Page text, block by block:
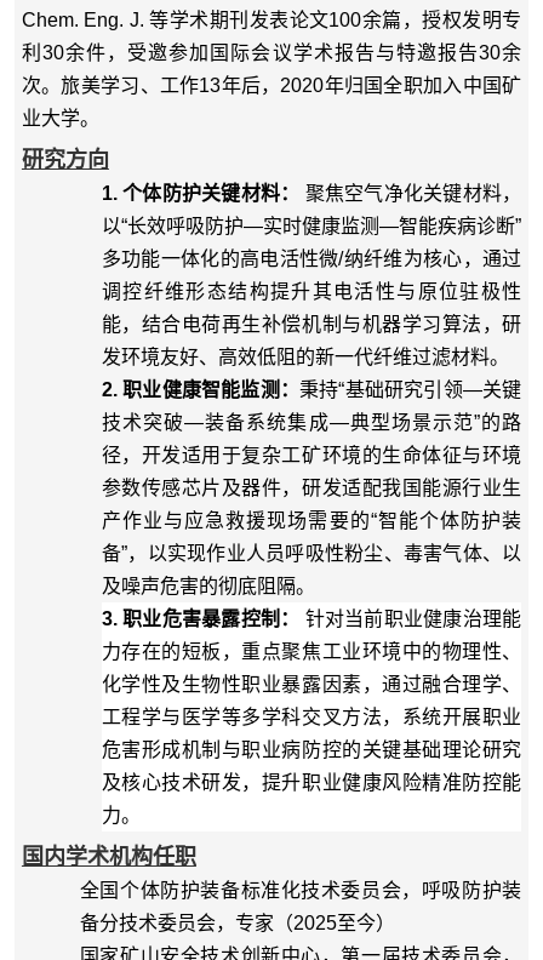
Chem. Eng. J. 等学术期刊发表论文100余篇，授权发明专
利30余件，受邀参加国际会议学术报告与特邀报告30余
次。旅美学习、工作13年后，2020年归国全职加入中国矿
业大学。
研究方向
1.个体防护关键材料：
聚焦空气净化关键材料，
以“长效呼吸防护—实时健康监测—智能疾病诊断”
多功能一体化的高电活性微/纳纤维为核心，通过
调控纤维形态结构提升其电活性与原位驻极性
能，结合电荷再生补偿机制与机器学习算法，研
发环境友好、高效低阻的新一代纤维过滤材料。
2.职业健康智能监测： 秉持“基础研究引领—关键
技术突破—装备系统集成—典型场景示范”的路
径，开发适用于复杂工矿环境的生命体征与环境
参数传感芯片及器件，研发适配我国能源行业生
产作业与应急救援现场需要的“智能个体防护装
备”，以实现作业人员呼吸性粉尘、毒害气体、以
及噪声危害的彻底阻隔。
3. 职业危害暴露控制：
针对当前职业健康治理能
力存在的短板，重点聚焦工业环境中的物理性、
化学性及生物性职业暴露因素，通过融合理学、
工程学与医学等多学科交叉方法，系统开展职业
危害形成机制与职业病防控的关键基础理论研究
及核心技术研发，提升职业健康风险精准防控能
力。
国内学术机构任职
全国个体防护装备标准化技术委员会，呼吸防护装
备分技术委员会，专家（2025至今）